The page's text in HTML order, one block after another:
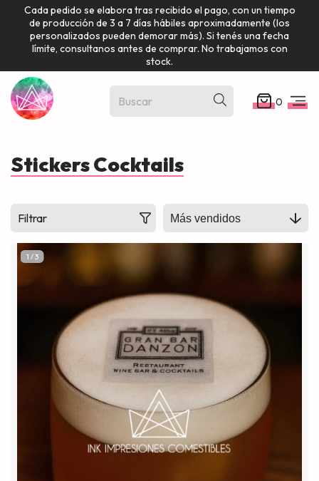
Cada pedido se elabora tras recibido el pago, con un tiempo
de producción de 3 a 7 días hábiles aproximadamente (los
personalizados pueden demorar más). Si tenés una fecha
límite, consultanos antes de comprar. No trabajamos con
stock.
0
Stickers Cocktails
Filtrar
1 /3